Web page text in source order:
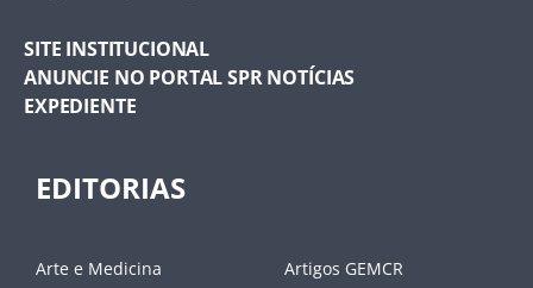
SITE INSTITUCIONAL
ANUNCIE NO PORTAL SPR NOTÍCIAS
EXPEDIENTE
EDITORIAS
Arte e Medicina Artigos GEMCR